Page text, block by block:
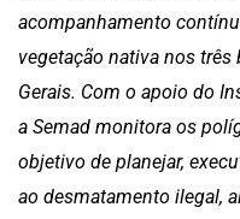
acompanhamento
vegetação nativa nos
Gerais. Com o apoio do
a Semad monitora os
objetivo de planejar,
ao desmatamento ilegal,